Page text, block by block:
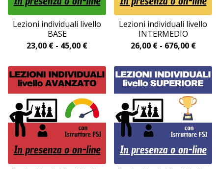
Lezioni individuali livello
BASE
23,00 € - 45,00 €
Lezioni individuali livello
INTERMEDIO
26,00 €- 676,00 €